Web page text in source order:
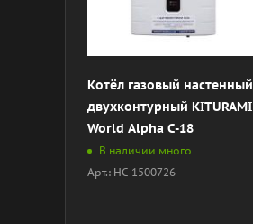
Котёл газовый настенный
двухконтурный KITURAMI
World Alpha C-18
В наличии много
Арт.: НС-1500726